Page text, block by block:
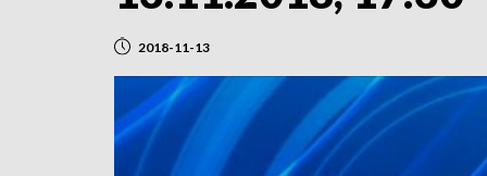
2018-11-13